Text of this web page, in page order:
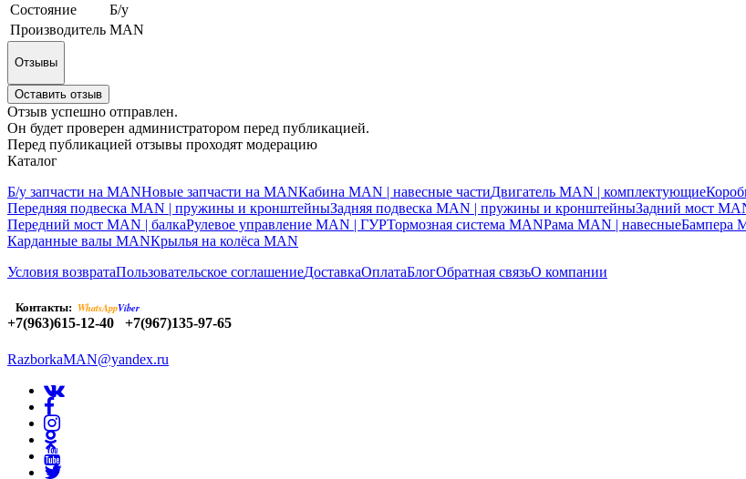
Состояние
Б/у
Производитель MAN
Отзывы
Оставить отзыв
Отзыв успешно отправлен.
Он будет проверен администратором перед публикацией.
Перед публикацией отзывы проходят модерацию
Каталог
Б/у запчасти на MANНовые запчасти на MANКабина MAN | навесные частиДвигатель MAN | комплектующие
Передняя подвеска MAN | пружины и кронштейныЗадняя подвеска MAN | пружины и кронштейныЗадний мост
Передний мост MAN | балкаРулевое управление MAN | ГУРТормозная система MANРама MAN | навесныеБампера
Карданные валы MANКрылья на колёса MAN
Условия возвратаПользовательское соглашениеДоставкаОплатаБлогОбратная связьО компании
Контакты: WhatsAppViber
+7(963)615-12-40 +7(967)135-97-65
RazborkaMAN@yandex.ru